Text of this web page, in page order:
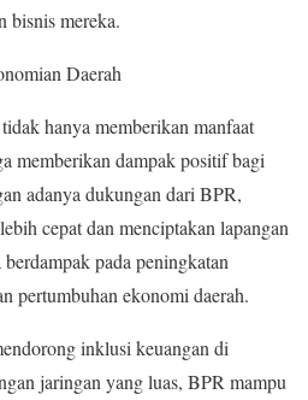
bisnis mereka.
Daerah
hanya memberikan manfaat
memberikan dampak positif bagi
adanya dukungan dari BPR,
cepat dan menciptakan lapangan
pada peningkatan
pertumbuhan ekonomi daerah.
inklusi keuangan di
jaringan yang luas, BPR mampu